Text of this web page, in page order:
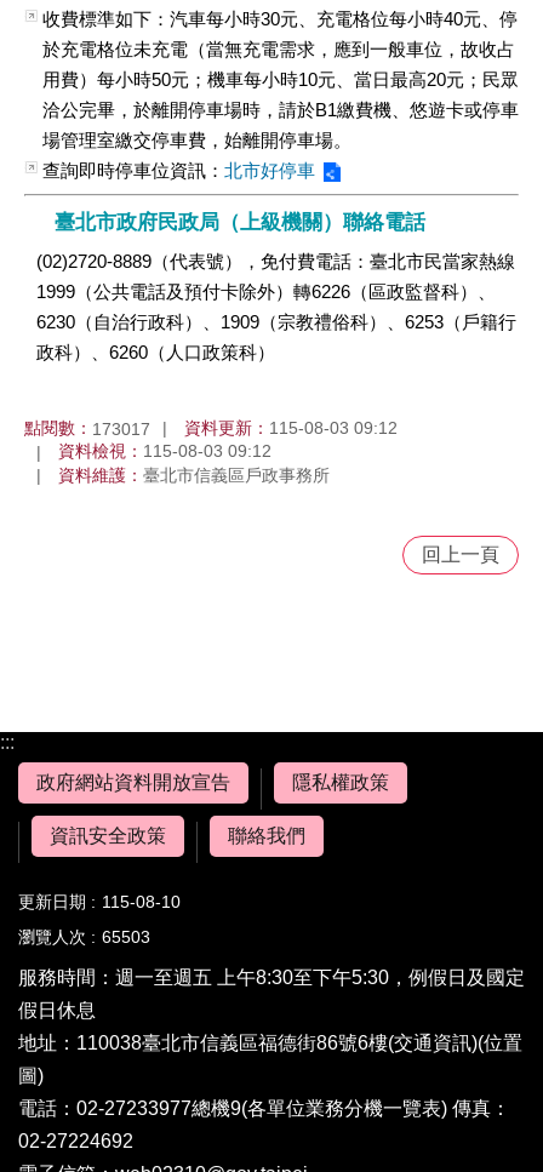
收費標準如下：汽車每小時30元、充電格位每小時40元、停
於充電格位未充電（當無充電需求，應到一般車位，故收占
用費）每小時50元；機車每小時10元、當日最高20元；民眾
洽公完畢，於離開停車場時，請於B1繳費機、悠遊卡或停車
場管理室繳交停車費，始離開停車場。
查詢即時停車位資訊： 北市好停車
臺北市政府民政局（上級機關）聯絡電話
(02)2720-8889（代表號），免付費電話：臺北市民當家熱線
1999（公共電話及預付卡除外）轉6226（區政監督科）、
6230（自治行政科）、1909（宗教禮俗科）、6253（戶籍行
政科）、6260（人口政策科）
點閱數： 173017 資料更新： 115-08-03 09:12
資料檢視： 115-08-03 09:12
資料維護： 臺北市信義區戶政事務所
回上一頁
:::
政府網站資料開放宣告
隱私權政策
資訊安全政策 聯絡我們
更新日期
115-08-10
瀏覽人次
65503
服務時間：週一至週五 上午8:30至下午5:30，例假日及國定
假日休息
地址：110038臺北市信義區福德街86號6樓(交通資訊)(位置
圖)
電話：02-27233977總機9(各單位業務分機一覽表) 傳真：
02-27224692